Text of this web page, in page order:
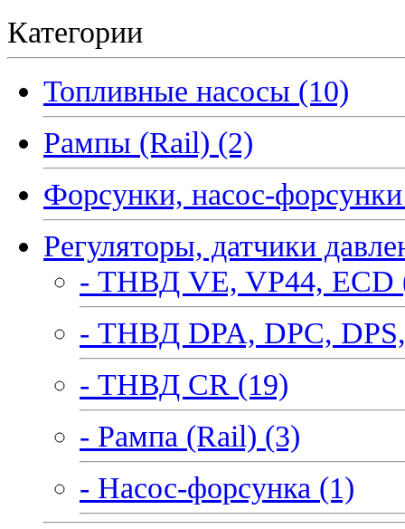
Категории
Топливные насосы (10)
Рампы (Rail) (2)
Форсунки, насос-
Регуляторы, датчики
- ТНВД VE, VP44, ECD
- ТНВД DPA, DPC,
- ТНВД CR (19)
- Рампа (Rail) (3)
- Насос-форсунка (1)